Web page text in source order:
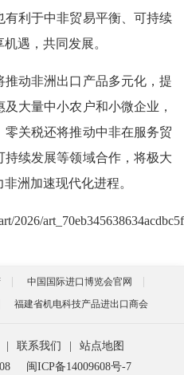
利于中非贸易平衡、可持续
遇，共同发展。
动非洲出口产品多元化，提
大量中小农户和小微企业，
关税还将推动中非在服务贸
续发展等领域合作，将极大
洲加速现代化进程。
2026/
中国国际进口博览会官网
福建省机电科技产品进出口商会
联系我们
站点地图
闽ICP备14009608号-7